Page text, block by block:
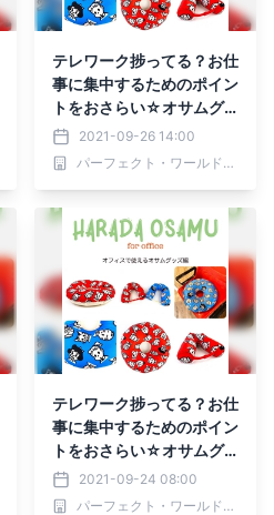
テレワーク捗ってる？お仕
事に集中するためのポイン
トをおさらい☆オサムグ
ッズでデスクワークを快適
に！
2021-09-26 14:00
パーフェクト・ワールド株式会社
テレワーク捗ってる？お仕
事に集中するためのポイン
トをおさらい☆オサムグ
ッズでデスクワークを快適
に！
2021-09-24 08:00
パーフェクト・ワールド株式会社